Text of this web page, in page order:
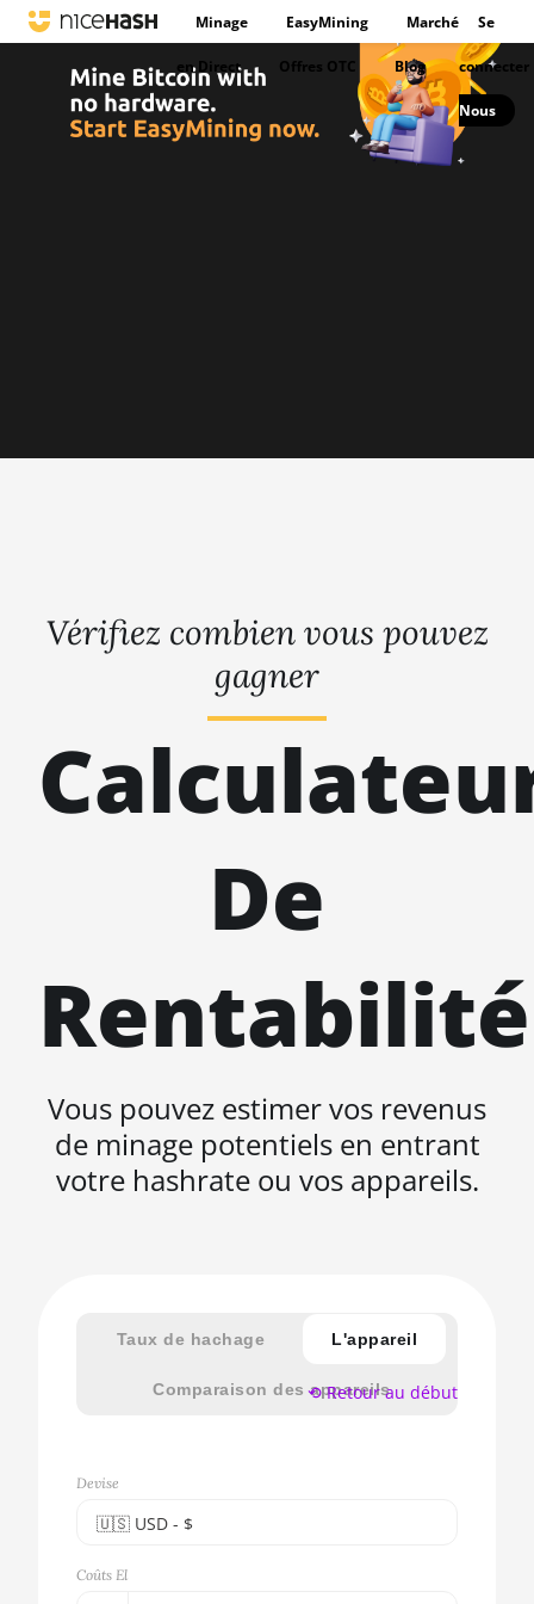
Minage EasyMining Marché
en Direct Offres OTC Blog
Se
connecter
Nous
Vérifiez combien vous pouvez
gagner
De
Rentabilité
Vous pouvez estimer vos revenus
de minage potentiels en entrant
votre hashrate ou vos appareils.
Taux de hachage L'appareil
Comparaison des appareils
Devise
🇺🇸ㅤ USD - $
🇪🇺ㅤ EUR - €
Coûts El
⟲ Retour au début